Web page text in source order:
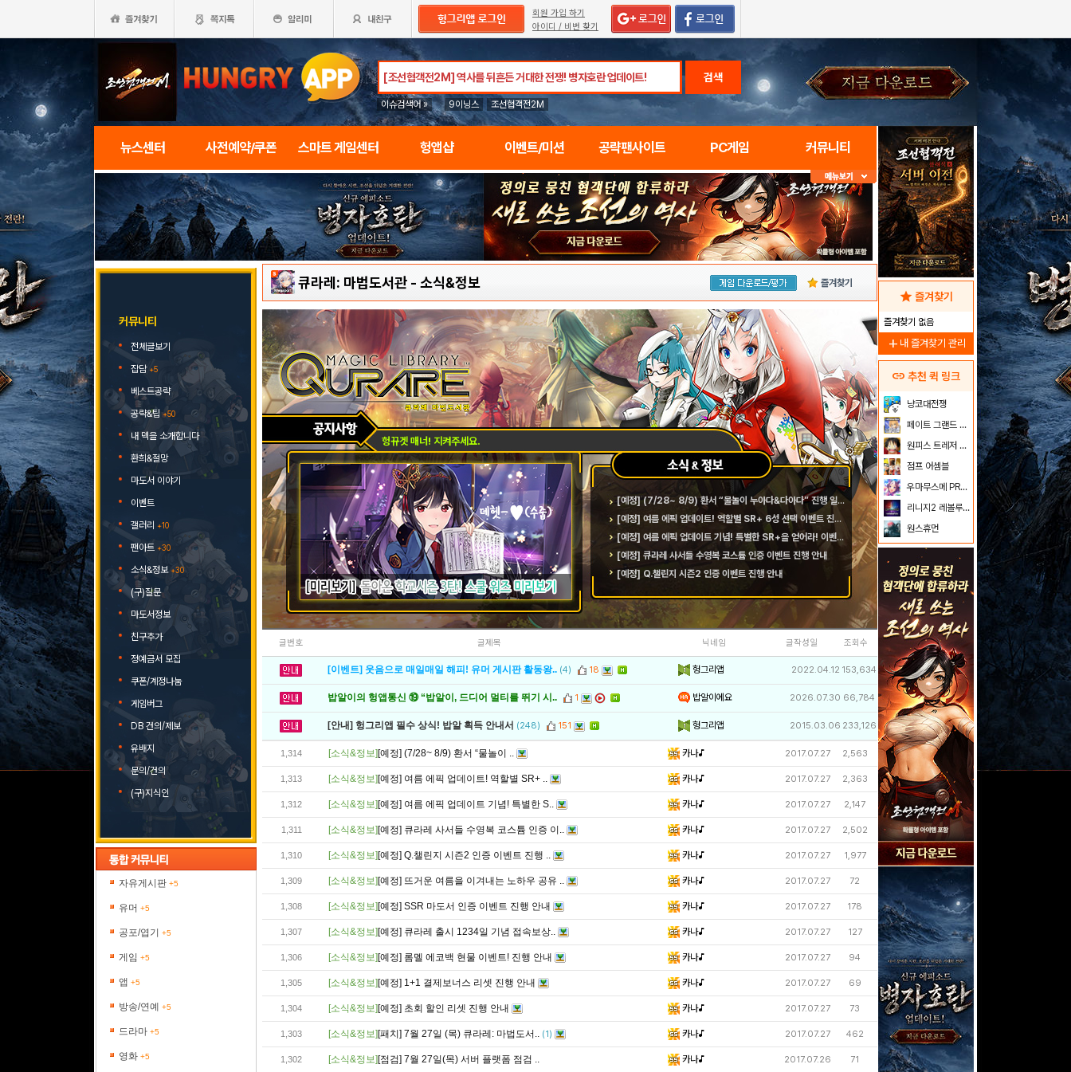
회원 가입 하기
아이디 / 비번 찾기
검색
이슈검색어 » 9이닝스 조선협객전2M
뉴스센터 사전예약/쿠폰 스마트 게임센터 헝앱샵 이벤트/미션 공략팬사이트 PC게임 커뮤니티
커뮤니티
전체글보기
잡담+5
베스트공략
공략&팁+50
내 덱을 소개합니다
환희&절망
마도서 이야기
이벤트
갤러리 +10
팬아트 +30
소식&정보+30
(구)질문
마도서정보
친구추가
정예금서 모집
쿠폰/계정나눔
게임버그
DB 건의/제보
유배지
문의/건의
(구)지식인
자유게시판 +5
유머 +5
공포/엽기 +5
게임 +5
앱 +5
방송/연예 +5
드라마 +5
영화 +5
큐라레: 마법도서관 - 소식&정보 즐겨찾기
헝뀨겟 매너! 지켜주세요.
[예정] (7/28~ 8/9) 환서 “물놀이 누아다&다아다” 진행 일정 안내
[예정] 여름 에픽 업데이트! 역할별 SR+ 6성 선택 이벤트 진행 안내
[예정] 여름 에픽 업데이트 기념! 특별한 SR+을 얻어라! 이벤트 진행 안내
[예정] 큐라레 사서들 수영복 코스튬 인증 이벤트 진행 안내
[예정] Q.챌린지 시즌2 인증 이벤트 진행 안내
글번호 글제목 닉네임 글작성일 조회수
[이벤트] 웃음으로 매일매일 해피! 유머 게시판 활동왕.. (4) 18 헝그리앱 2022.04.12 153,634
밥알이의 헝앱통신 ⑲ “밥알이, 드디어 멀티를 뛰기 시.. 1 밥알이에요 2026.07.30 66,784
[안내] 헝그리앱 필수 상식! 밥알 획득 안내서 (248) 151 헝그리앱 2015.03.06 233,126
1,314 [소식&정보] [예정] (7/28~ 8/9) 환서 “물놀이 .. 카나♪ 2017.07.27 2,563
1,313 [소식&정보] [예정] 여름 에픽 업데이트! 역할별 SR+ .. 카나♪ 2017.07.27 2,363
1,312 [소식&정보] [예정] 여름 에픽 업데이트 기념! 특별한 S.. 카나♪ 2017.07.27 2,147
1,311 [소식&정보] [예정] 큐라레 사서들 수영복 코스튬 인증 이.. 카나♪ 2017.07.27 2,502
1,310 [소식&정보] [예정] Q.챌린지 시즌2 인증 이벤트 진행 .. 카나♪ 2017.07.27 1,977
1,309 [소식&정보] [예정] 뜨거운 여름을 이겨내는 노하우 공유 .. 카나♪ 2017.07.27 72
1,308 [소식&정보] [예정] SSR 마도서 인증 이벤트 진행 안내 카나♪ 2017.07.27 178
1,307 [소식&정보] [예정] 큐라레 출시 1234일 기념 접속보상.. 카나♪ 2017.07.27 127
1,306 [소식&정보] [예정] 롬멜 에코백 현물 이벤트! 진행 안내 카나♪ 2017.07.27 94
1,305 [소식&정보] [예정] 1+1 결제보너스 리셋 진행 안내 카나♪ 2017.07.27 69
1,304 [소식&정보] [예정] 초회 할인 리셋 진행 안내 카나♪ 2017.07.27 73
1,303 [소식&정보] [패치] 7월 27일 (목) 큐라레: 마법도서.. (1) 카나♪ 2017.07.27 462
1,302 [소식&정보] [점검] 7월 27일(목) 서버 플랫폼 점검 .. 카나♪ 2017.07.26 71
star 즐겨찾기
즐겨찾기 없음
add 내 즐겨찾기 관리
link 추천 퀵 링크
냥코대전쟁
페이트 그랜드 오더
원피스 트레저 크루즈
점프 어셈블
우마무스메 PRETTY DERBY
리니지2 레볼루션
원스휴먼